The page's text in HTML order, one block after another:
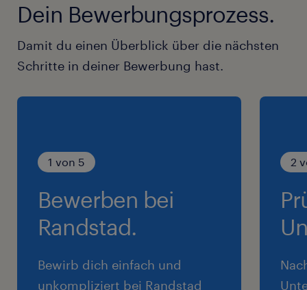
Dein Bewerbungsprozess.
Damit du einen Überblick über die nächsten
Schritte in deiner Bewerbung hast.
1 von 5
Bewerben bei
Randstad.
Bewirb dich einfach und
unkompliziert bei Randstad
2